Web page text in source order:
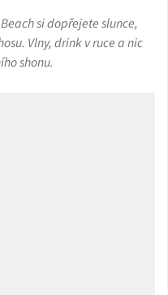
si dopřejete slunce,
Vlny, drink v ruce a nic
shonu.